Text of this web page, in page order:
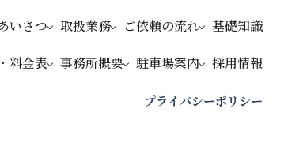
いさつ 取扱業務 ご依頼の流れ 基礎知識
料金表 事務所概要 駐車場案内 採用情報
プライバシーポリシー